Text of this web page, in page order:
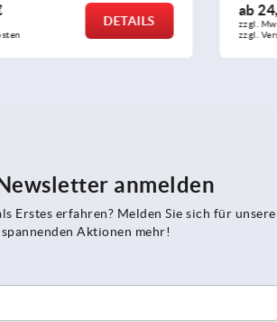
DETAILS
ab
zzgl.
zzgl.
anmelden
Erstes erfahren? Melden Sie sich für
Aktionen mehr!